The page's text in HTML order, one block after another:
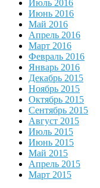
Июль 2016
Июнь 2016
Май 2016
Апрель 2016
Март 2016
Февраль 2016
Январь 2016
Декабрь 2015
Ноябрь 2015
Октябрь 2015
Сентябрь 2015
Август 2015
Июль 2015
Июнь 2015
Май 2015
Апрель 2015
Март 2015